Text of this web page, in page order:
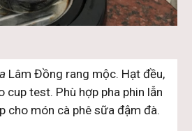
Lâm Đồng rang mộc. Hạt đều,
cup test. Phù hợp pha phin lẫn
cho món cà phê sữa đậm đà.